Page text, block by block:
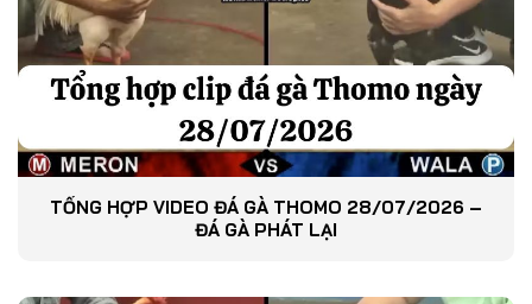
TỔNG HỢP VIDEO ĐÁ GÀ THOMO 28/07/2026 –
ĐÁ GÀ PHÁT LẠI